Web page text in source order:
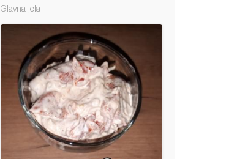
Glavna jela